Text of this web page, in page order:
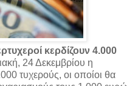
κερδίζουν 4.000
24 Δεκεμβρίου η
τυχερούς, οι οποίοι θα